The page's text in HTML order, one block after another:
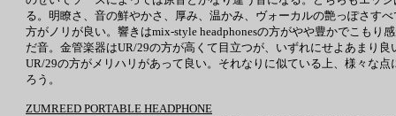
る。明瞭さ、音の鮮やかさ、厚み、温かみ、ヴォーカルの艶っぽさす
方がノリが良い。響きはmix-style headphonesの方がやや豊かでこも
だ音。金管楽器はUR/29の方が高くて目立つが、いずれにせよあまり
UR/29の方がメリハリがあって良い。それなりに似ている上、様々な
ろう。
ZUMREED PORTABLE HEADPHONE